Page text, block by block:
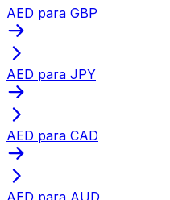
AED para GBP
AED para JPY
AED para CAD
AED para AUD